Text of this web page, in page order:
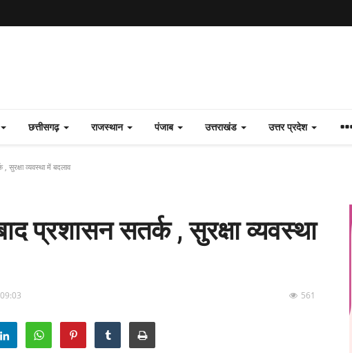
छत्तीसगढ़ राजस्थान पंजाब उत्तराखंड उत्तर प्रदेश
सुरक्षा व्यवस्था में बदलाव
प्रशासन सतर्क , सुरक्षा व्यवस्था
561